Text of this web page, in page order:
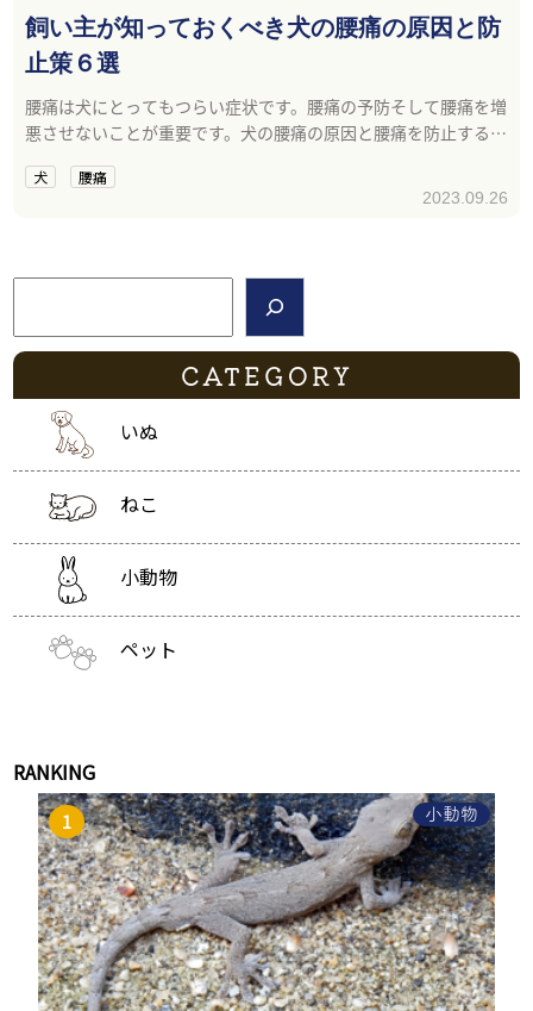
飼い主が知っておくべき犬の腰痛の原因と防
止策６選
腰痛は犬にとってもつらい症状です。腰痛の予防そして腰痛を増
悪させないことが重要です。犬の腰痛の原因と腰痛を防止する方
犬 腰痛
2023.09.26
検索
CATEGORY
いぬ
ねこ
小動物
ペット
RANKING
小動物